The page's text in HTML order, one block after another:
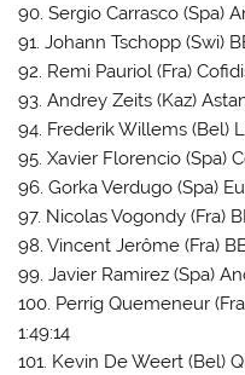
90. Sergio Carrasco (Spa)
91. Johann Tschopp (Swi)
92. Remi Pauriol (Fra)
93. Andrey Zeits (Kaz)
94. Frederik Willems (Bel)
95. Xavier Florencio (Spa)
96. Gorka Verdugo (Spa)
97. Nicolas Vogondy (Fra)
98. Vincent Jerôme (Fra)
99. Javier Ramirez (Spa)
100. Perrig Quemeneur
1:49:14
101. Kevin De Weert (Bel)